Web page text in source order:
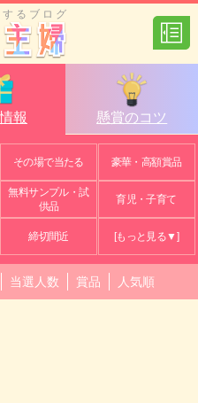
るブログ
報 懸賞のコツ
その場で当たる 豪華・高額賞品
無料サンプル・試
供品
育児・子育て
締切間近 [もっと見る▼]
当選人数 賞品 人気順